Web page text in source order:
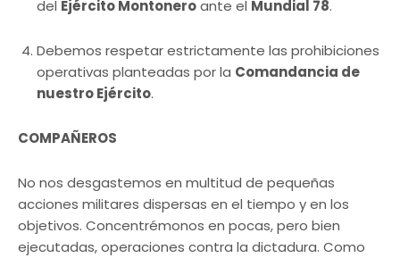
del Ejército Montoneroante el Mundial 78.
Debemos respetar estrictamente las prohibiciones
operativas planteadas por la Comandancia de
nuestro Ejército.
COMPAÑEROS
No nos desgastemos en multitud de pequeñas
acciones militares dispersas en el tiempo y en los
objetivos. Concentrémonos en pocas, pero bien
ejecutadas, operaciones contra la dictadura. Como